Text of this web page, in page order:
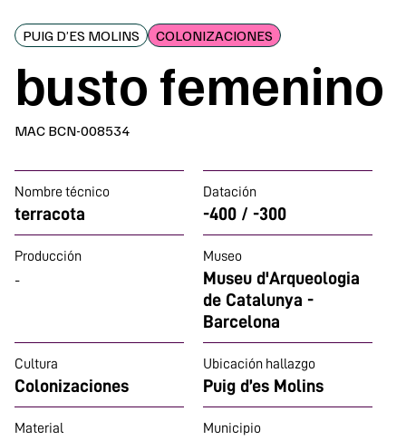
PUIG D’ES MOLINS COLONIZACIONES
busto femenino
MAC BCN-008534
Nombre técnico
terracota
Datación
-400 / -300
Producción
-
Museo
Museu d'Arqueologia
de Catalunya -
Barcelona
Cultura
Colonizaciones
Ubicación hallazgo
Puig d’es Molins
Material Municipio